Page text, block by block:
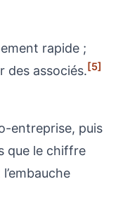
rapide ;
des associés.[5]
entreprise, puis
que le chiffre